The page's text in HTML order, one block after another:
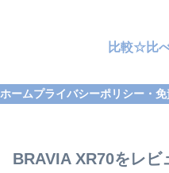
比較☆比
ホームプライバシーポリシー・
BRAVIA XR70をレ